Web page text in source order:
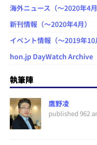
海外ニュース（～2020年4月
新刊情報（～2020年4月）
イベント情報（～2019年10
hon.jp DayWatch Archive
執筆陣
鷹野凌
published 962